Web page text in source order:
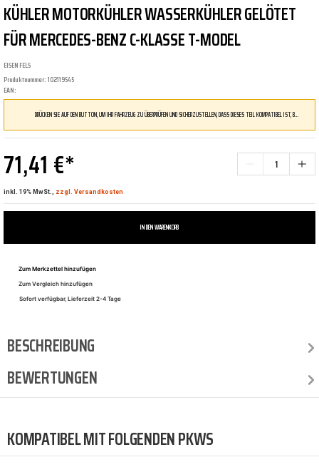
KÜHLER MOTORKÜHLER WASSERKÜHLER GELÖTET
FÜR MERCEDES-BENZ C-KLASSE T-MODEL
EISENFELS
Produktnummer: 102119545
EAN:
DRÜCKEN SIE AUF DEN BUTTON, UM IHR FAHRZEUG ZU ÜBERPRÜFEN UND SICHERZUSTELLEN, DASS DIESES TEIL KOMPATIBEL IST, BEVOR SIE ES BESTELLEN
71,41 €*
inkl. 19% MwSt., zzgl. Versandkosten
IN DEN WARENKORB
Zum Merkzettel hinzufügen
Zum Vergleich hinzufügen
Sofort verfügbar, Lieferzeit 2-4 Tage
BESCHREIBUNG
BEWERTUNGEN
KOMPATIBEL MIT FOLGENDEN PKWS